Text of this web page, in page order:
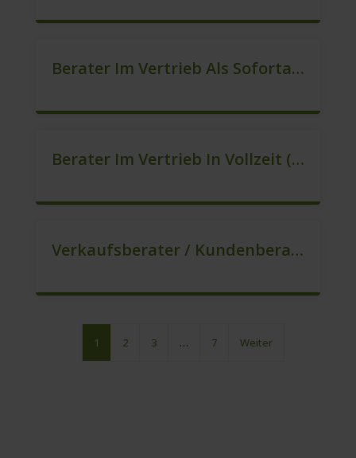
Berater Im Vertrieb Als Sofortanstellung (m/w/d)
Berater Im Vertrieb In Vollzeit (m/w/d)
Verkaufsberater / Kundenberater – Mehr Als Ein Job (m/w/d)
1 2 3 … 7 Weiter